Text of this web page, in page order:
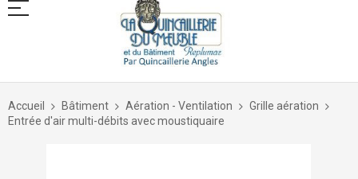
Allez
contenu
Accueil Bâtiment Aération - Ventilation
Grille aération
Entrée d'air multi-débits avec moustiquaire